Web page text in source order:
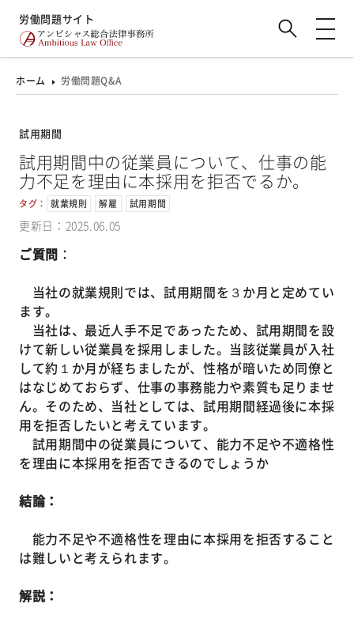
労働問題サイト
試用期間
試用期間中の従業員について、仕事の能
力不足を理由に本採用を拒否でるか。
タグ： 就業規則 解雇 試用期間
更新日：2025.06.05
ご質問 ：
当社の就業規則では、試用期間を３か月と定めてい
ます。
当社は、最近人手不足であったため、試用期間を設
けて新しい従業員を採用しました。当該従業員が入社
して約１か月が経ちましたが、性格が暗いため同僚と
はなじめておらず、仕事の事務能力や素質も足りませ
ん。そのため、当社としては、試用期間経過後に本採
用を拒否したいと考えています。
試用期間中の従業員について、能力不足や不適格性
を理由に本採用を拒否できるのでしょうか
結論：
能力不足や不適格性を理由に本採用を拒否すること
は難しいと考えられます。
解説：
ホーム 労働問題Q&A